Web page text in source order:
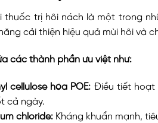
thuốc trị hôi nách là một trong
cải thiện hiệu quả mùi hôi và
các thành phần ưu việt như:
cellulose hóa POE: Điều tiết hoạt
cả ngày.
chloride:Kháng khuẩn mạnh,